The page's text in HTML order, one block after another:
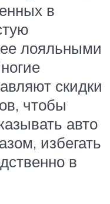
в
лояльными
скидки
чтобы
авто
избегать
в